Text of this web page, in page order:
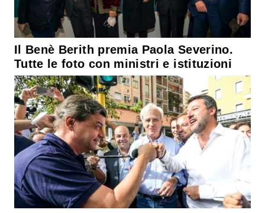
Il Benè Berith premia Paola Severino.
Tutte le foto con ministri e istituzioni